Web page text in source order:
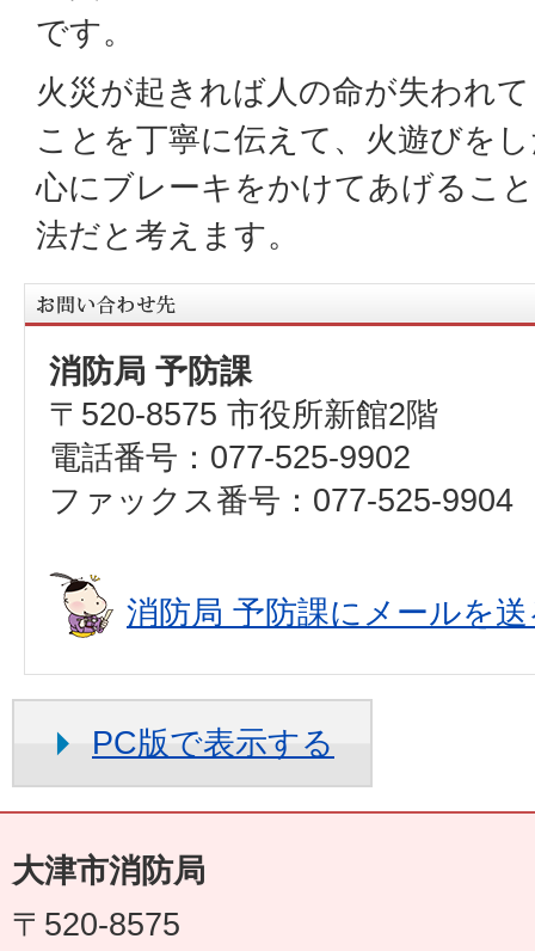
です。
火災が起きれば人の命が失われ
ことを丁寧に伝えて、火遊びを
心にブレーキをかけてあげるこ
法だと考えます。
消防局 予防課
〒520-8575 市役所新館2階
電話番号：077-525-9902
ファックス番号：077-525-9904
消防局 予防課にメールを
PC版で表示する
大津市消防局
〒520-8575